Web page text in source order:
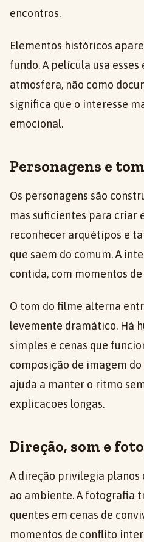
encontros.
Elementos históricos
fundo. A película usa
atmosfera, não como
significa que o interesse
emocional.
Personagens e tom
Os personagens são
mas suficientes para criar
reconhecer arquétipos e
que saem do comum. A
contida, com momentos
O tom do filme alterna
levemente dramático. Há
simples e cenas que
composição de imagem
ajuda a manter o ritmo
explicacoes longas.
Direção, som e
A direção privilegia planos
ao ambiente. A fotografia
quentes em cenas de
momentos de conflito